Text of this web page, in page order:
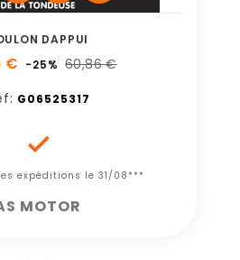
DAPPUI
€ -25% 60,86 €
G06525317

expéditions le 31/08***
MOTOR